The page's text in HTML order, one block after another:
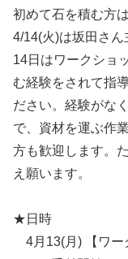
初めて石を積む方
4/14(火)は坂田さん
14日はワークショ
む経験をされて指
ださい。経験がな
で、資材を運ぶ作
方も歓迎します。
え願います。
★日時
4月13(月) 【ワー